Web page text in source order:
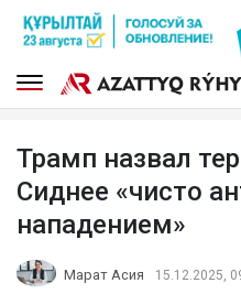
Трамп назвал
Сиднее «чисто
нападением»
Марат Асия 15.12.2025,